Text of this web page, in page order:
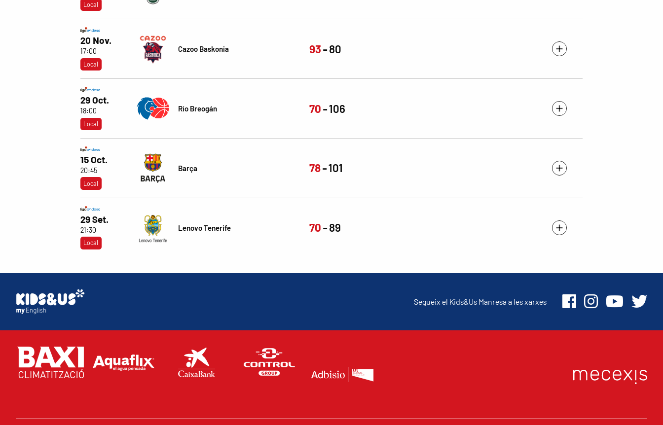
Local
20 Nov.
17:00
Local
Cazoo Baskonia 93 80
29 Oct.
18:00
Local
Río Breogán 70 106
15 Oct.
20:45
Local
Barça 78 101
29 Set.
21:30
Local
Lenovo Tenerife 70 89
Segueix el Kids&Us Manresa a les xarxes